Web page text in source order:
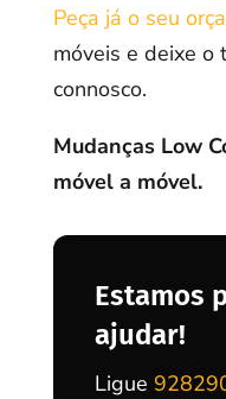
Peça já o seu
móveis e deixe o
connosco.
Mudanças Low
móvel a móvel.
Estamos
ajudar!
Ligue